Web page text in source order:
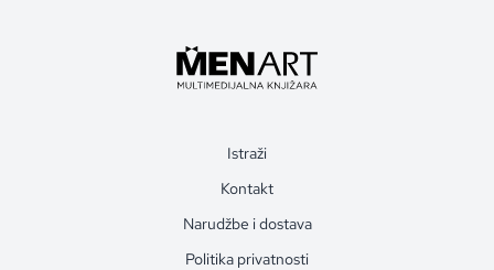
Istraži
Kontakt
Narudžbe i dostava
Politika privatnosti